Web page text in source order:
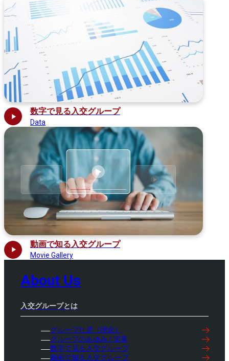
数字で見る入交グループ
Data
動画で知る入交グループ
Movie Gallery
About Us
入交グループとは
グループ社是（理念）
グループのあゆみ / 沿革
数字で見る入交グループ
動画で知る入交グループ